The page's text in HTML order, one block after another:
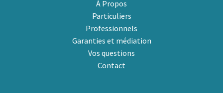
À Propos
Particuliers
Professionnels
Garanties et médiation
Vos questions
Contact